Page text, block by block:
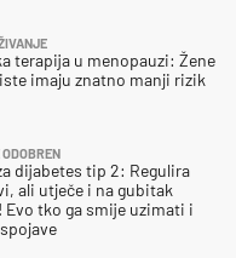
terapija u menopauzi: Žene
imaju znatno manji rizik
dijabetes tip 2: Regulira
ali utječe i na gubitak
Evo tko ga smije uzimati i